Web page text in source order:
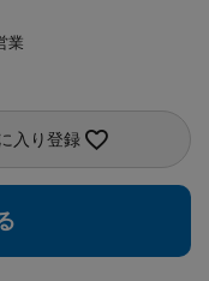
業
入り登録